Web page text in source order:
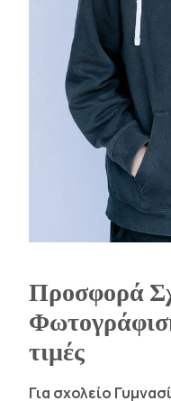
Προσφορά
τιμές
Για σχολείο